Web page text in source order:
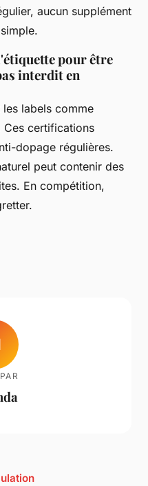
aucun supplément
pour être
interdit en
labels comme
Ces certifications
dopage régulières.
peut contenir des
En compétition,